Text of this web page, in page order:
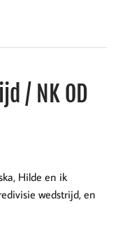
/ NK OD
Hilde en ik
wedstrijd, en